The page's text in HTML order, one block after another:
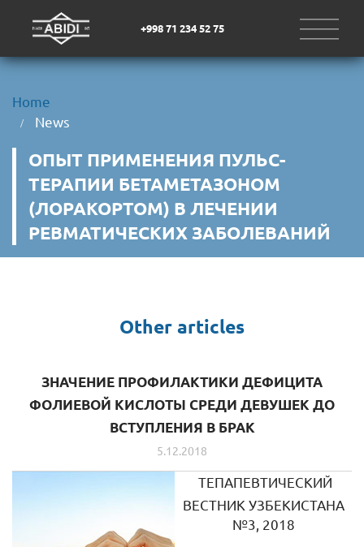
+998 71 234 52 75
Home
News
ОПЫТ ПРИМЕНЕНИЯ ПУЛЬС-
ТЕРАПИИ БЕТАМЕТАЗОНОМ
(ЛОРАКОРТОМ) В ЛЕЧЕНИИ
РЕВМАТИЧЕСКИХ ЗАБОЛЕВАНИЙ
Other articles
ЗНАЧЕНИЕ ПРОФИЛАКТИКИ ДЕФИЦИТА
ФОЛИЕВОЙ КИСЛОТЫ СРЕДИ ДЕВУШЕК ДО
ВСТУПЛЕНИЯ В БРАК
5.12.2018
ТЕПАПЕВТИЧЕСКИЙ
ВЕСТНИК УЗБЕКИСТАНА
№3, 2018